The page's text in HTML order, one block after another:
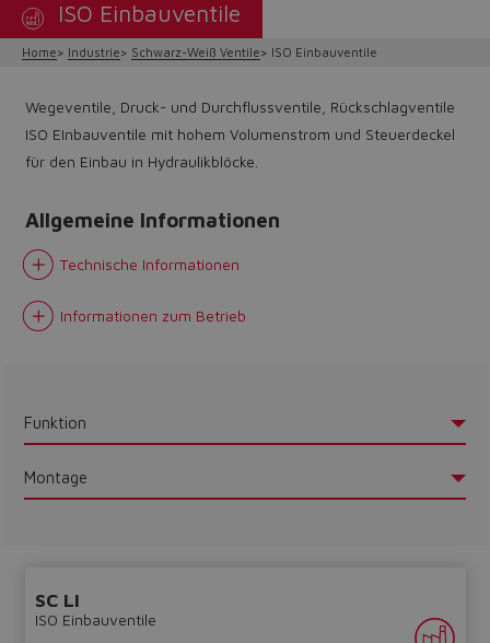
ISO Einbauventile
Home Industrie Schwarz-Weiß Ventile ISO Einbauventile
Wegeventile, Druck- und Durchflussventile, Rückschlagventile
ISO EInbauventile mit hohem Volumenstrom und Steuerdeckel
für den Einbau in Hydraulikblöcke.
Allgemeine Informationen
Technische Informationen
Informationen zum Betrieb
Funktion
Montage
SC LI
ISO Einbauventile